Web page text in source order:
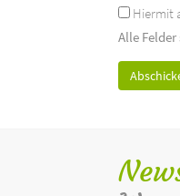
Hiermit
Alle